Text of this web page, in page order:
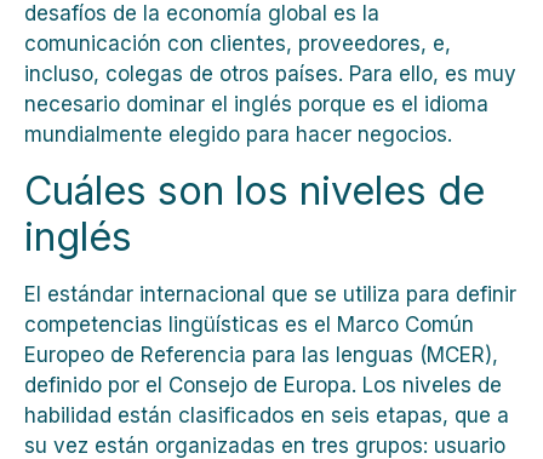
desafíos de la economía global es la
comunicación con clientes, proveedores, e,
incluso, colegas de otros países. Para ello, es muy
necesario dominar el inglés porque es el idioma
mundialmente elegido para hacer negocios.
Cuáles son los niveles de
inglés
El estándar internacional que se utiliza para definir
competencias lingüísticas es el Marco Común
Europeo de Referencia para las lenguas (MCER),
definido por el Consejo de Europa. Los niveles de
habilidad están clasificados en seis etapas, que a
su vez están organizadas en tres grupos: usuario